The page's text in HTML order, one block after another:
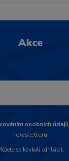
Akce
osobních údajů
newsletteru.
se kdykoli odhlásit.